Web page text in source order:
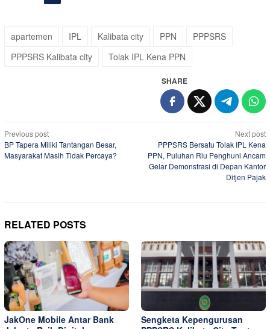
apartemen IPL Kalibata city PPN
PPPSRS
PPPSRS Kalibata city
Tolak IPL Kena PPN
SHARE
Post
navigation
Previous post
BP Tapera Miliki Tantangan Besar,
Masyarakat Masih Tidak Percaya?
Next post
PPPSRS Bersatu Tolak IPL Kena
PPN, Puluhan Riu Penghuni Ancam
Gelar Demonstrasi di Depan Kantor
Ditjen Pajak
RELATED POSTS
JakOne Mobile Antar Bank
Sengketa Kepengurusan